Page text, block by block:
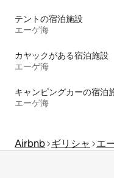
テントの宿泊施設
エーゲ海
カヤックがある宿泊施設
エーゲ海
キャンピングカーの宿泊
エーゲ海
Airbnb ギリシャ エ